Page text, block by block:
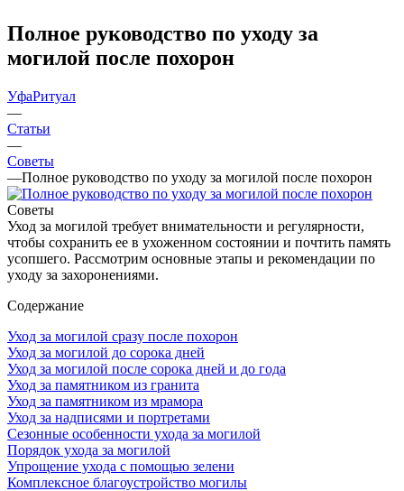
Полное руководство по уходу за
могилой после похорон
УфаРитуал
—
Статьи
—
Советы
—Полное руководство по уходу за могилой после похорон
Советы
Уход за могилой требует внимательности и регулярности,
чтобы сохранить ее в ухоженном состоянии и почтить память
усопшего. Рассмотрим основные этапы и рекомендации по
уходу за захоронениями.
Содержание
Уход за могилой сразу после похорон
Уход за могилой до сорока дней
Уход за могилой после сорока дней и до года
Уход за памятником из гранита
Уход за памятником из мрамора
Уход за надписями и портретами
Сезонные особенности ухода за могилой
Порядок ухода за могилой
Упрощение ухода с помощью зелени
Комплексное благоустройство могилы